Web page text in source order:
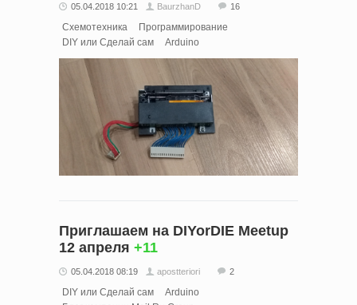
05.04.2018 10:21 BaurzhanD 16
Схемотехника
Программирование
DIY или Сделай сам
Arduino
Приглашаем на DIYorDIE Meetup
12 апреля +11
05.04.2018 08:19 apostteriori 2
DIY или Сделай сам
Arduino